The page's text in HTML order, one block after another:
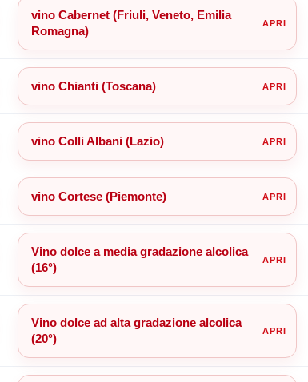
vino Cabernet (Friuli, Veneto, Emilia
Romagna)
vino Chianti (Toscana)
vino Colli Albani (Lazio)
vino Cortese (Piemonte)
Vino dolce a media gradazione alcolica
(16°)
Vino dolce ad alta gradazione alcolica
(20°)